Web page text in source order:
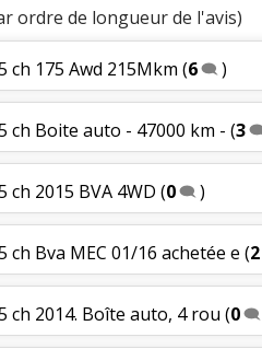
ordre de longueur de l'avis)
ch 175 Awd 215Mkm (6 )
ch Boite auto - 47000 km - (3
ch 2015 BVA 4WD (0 )
ch Bva MEC 01/16 achetée e (2
ch 2014. Boîte auto, 4 rou (0